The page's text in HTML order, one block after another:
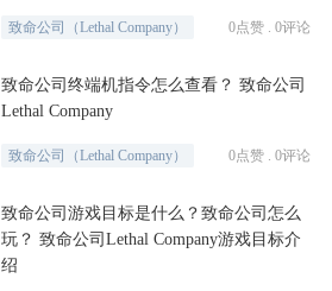
致命公司（Lethal Company） 0点赞 . 0评论
致命公司终端机指令怎么查看？ 致命公司
Lethal Company
致命公司（Lethal Company） 0点赞 . 0评论
致命公司游戏目标是什么？致命公司怎么
玩？ 致命公司Lethal Company游戏目标介
绍